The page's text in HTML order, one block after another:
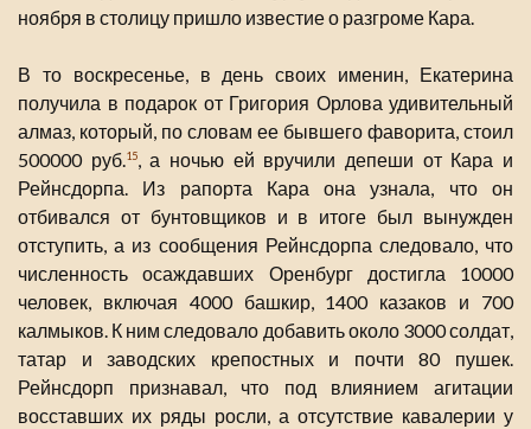
ноября в столицу пришло известие о разгроме Кара.
В то воскресенье, в день своих именин, Екатерина
получила в подарок от Григория Орлова удивительный
алмаз, который, по словам ее бывшего фаворита, стоил
500000 руб.15, а ночью ей вручили депеши от Кара и
Рейнсдорпа. Из рапорта Кара она узнала, что он
отбивался от бунтовщиков и в итоге был вынужден
отступить, а из сообщения Рейнсдорпа следовало, что
численность осаждавших Оренбург достигла 10000
человек, включая 4000 башкир, 1400 казаков и 700
калмыков. К ним следовало добавить около 3000 солдат,
татар и заводских крепостных и почти 80 пушек.
Рейнсдорп признавал, что под влиянием агитации
восставших их ряды росли, а отсутствие кавалерии у